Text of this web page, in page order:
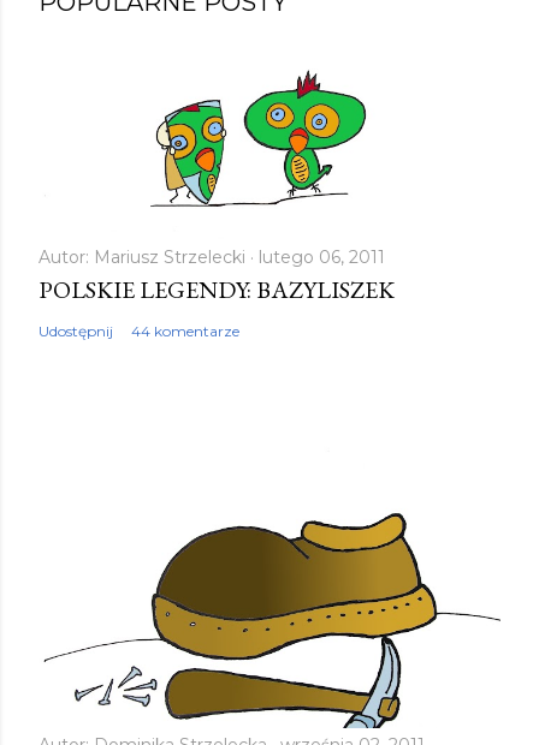
Autor: Mariusz Strzelecki lutego 06, 2011
POLSKIE LEGENDY: BAZYLISZEK
Udostępnij 44 komentarze